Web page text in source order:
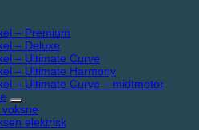
– Premium
– Deluxe
– Ultimate Curve
– Ultimate Harmony
– Ultimate Curve – midtmotor
elektrisk